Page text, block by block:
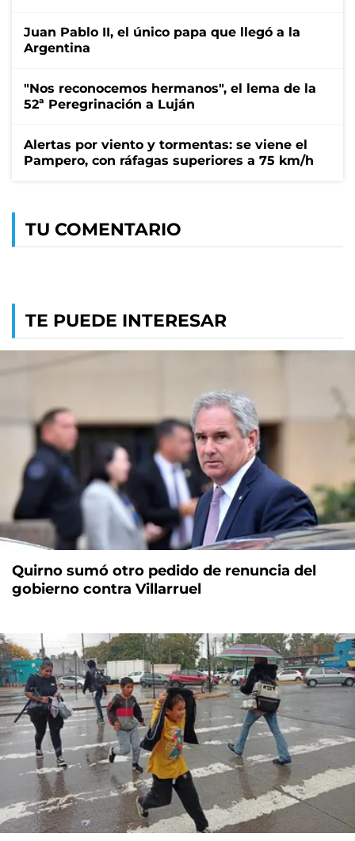
Juan Pablo II, el único papa que llegó a la
Argentina
"Nos reconocemos hermanos", el lema de la
52ª Peregrinación a Luján
Alertas por viento y tormentas: se viene el
Pampero, con ráfagas superiores a 75 km/h
TU COMENTARIO
TE PUEDE INTERESAR
Quirno sumó otro pedido de renuncia del
gobierno contra Villarruel